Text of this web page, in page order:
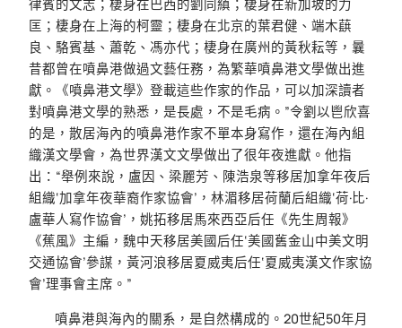
律賓的文志；棲身在巴西的劉同縝；棲身在新加坡的力
匡；棲身在上海的柯靈；棲身在北京的葉君健、端木蕻
良、駱賓基、蕭乾、馮亦代；棲身在廣州的黃秋耘等，曩
昔都曾在噴鼻港做過文藝任務，為繁華噴鼻港文學做出進
獻。《噴鼻港文學》登載這些作家的作品，可以加深讀者
對噴鼻港文學的熟悉，是長處，不是毛病。”令劉以鬯欣喜
的是，散居海內的噴鼻港作家不單本身寫作，還在海內組
織漢文學會，為世界漢文文學做出了很年夜進獻。他指
出：“舉例來說，盧因、梁麗芳、陳浩泉等移居加拿年夜后
組織‘加拿年夜華裔作家協會’，林湄移居荷蘭后組織‘荷·比·
盧華人寫作協會’，姚拓移居馬來西亞后任《先生周報》
《蕉風》主編，魏中天移居美國后任‘美國舊金山中美文明
交通協會’參謀，黃河浪移居夏威夷后任‘夏威夷漢文作家協
會’理事會主席。”
噴鼻港與海內的關系，是自然構成的。20世紀50年月